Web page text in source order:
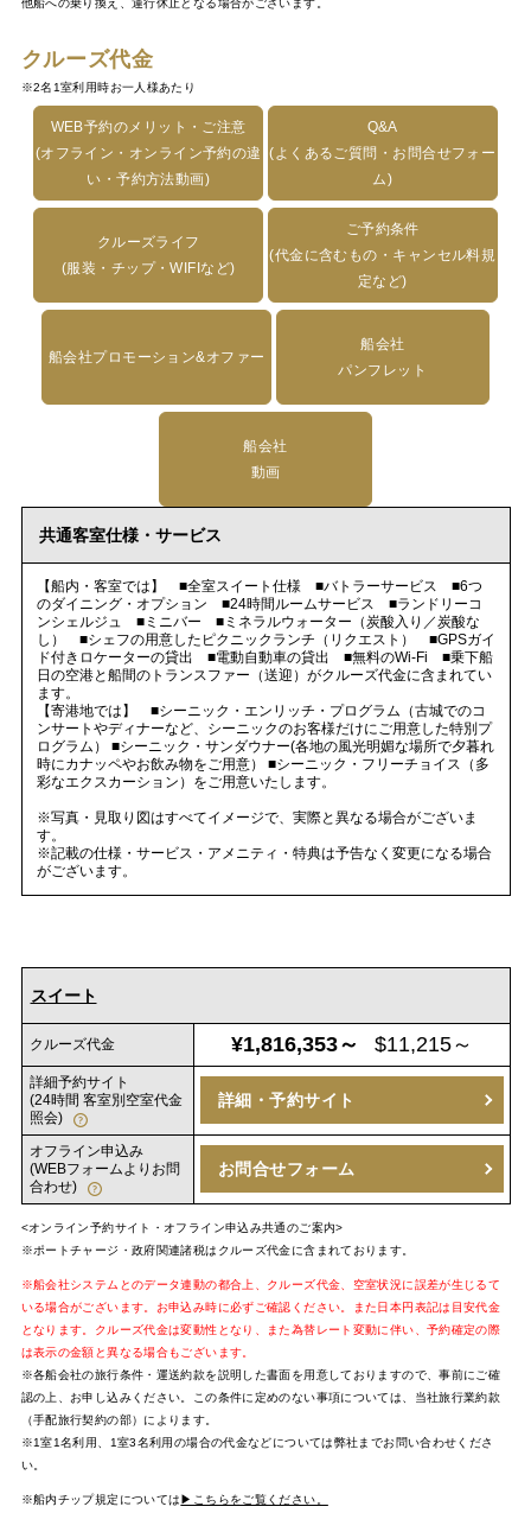
クルーズ代金
※2名1室利用時お一人様あたり
WEB予約のメリット・ご注意
(オフライン・オンライン予約の違
い・予約方法動画)
Q&A
(よくあるご質問・お問合せフォー
ム)
クルーズライフ
(服装・チップ・WIFIなど)
ご予約条件
(代金に含むもの・キャンセル料規
定など)
船会社プロモーション&オファー
船会社
パンフレット
船会社
動画
共通客室仕様・サービス
【船内・客室では】 ■全室スイート仕様 ■バトラーサービス ■6つ
のダイニング・オプション ■24時間ルームサービス ■ランドリーコ
ンシェルジュ ■ミニバー ■ミネラルウォーター（炭酸入り／炭酸な
し） ■シェフの用意したピクニックランチ（リクエスト） ■GPSガイ
ド付きロケーターの貸出 ■電動自動車の貸出 ■無料のWi-Fi ■乗下船
日の空港と船間のトランスファー（送迎）がクルーズ代金に含まれてい
ます。
【寄港地では】 ■シーニック・エンリッチ・プログラム（古城でのコ
ンサートやディナーなど、シーニックのお客様だけにご用意した特別プ
ログラム） ■シーニック・サンダウナー(各地の風光明媚な場所で夕暮れ
時にカナッペやお飲み物をご用意） ■シーニック・フリーチョイス（多
彩なエクスカーション）をご用意いたします。
※写真・見取り図はすべてイメージで、実際と異なる場合がございま
す。
※記載の仕様・サービス・アメニティ・特典は予告なく変更になる場合
がございます。
スイート
クルーズ代金 ¥1,816,353～ $11,215～
詳細予約サイト
(24時間 客室別空室代金
照会)
詳細・予約サイト
オフライン申込み
(WEBフォームよりお問
合わせ)
お問合せフォーム
<オンライン予約サイト・オフライン申込み共通のご案内>
※ポートチャージ・政府関連諸税はクルーズ代金に含まれております。
※船会社システムとのデータ連動の都合上、クルーズ代金、空室状況に誤差が生じるて
いる場合がございます。お申込み時に必ずご確認ください。また日本円表記は目安代金
となります。クルーズ代金は変動性となり、また為替レート変動に伴い、予約確定の際
は表示の金額と異なる場合もございます。
※各船会社の旅行条件・運送約款を説明した書面を用意しておりますので、事前にご確
認の上、お申し込みください。この条件に定めのない事項については、当社旅行業約款
（手配旅行契約の部）によります。
※1室1名利用、1室3名利用の場合の代金などについては弊社までお問い合わせくださ
い。
※船内チップ規定については▶こちらをご覧ください。